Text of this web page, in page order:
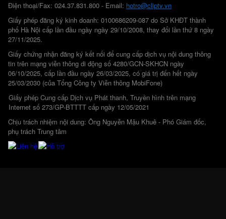
Điện thoại/Fax: 024.37.831.800 - Email: hotro@cliptv.vn
Giấy phép đăng ký kinh doanh: 0100686209-087 do Sở KHĐT thành
phố Hà Nội cấp lần đầu ngày ngày 29/10/2008, thay đổi lần thứ 8 ngày
27/11/2025.
Giấy chứng nhận đăng ký kết nối để cung cấp dịch vụ nội dung thông
tin trên mạng viễn thông di động số 4280/GCN-SKHCN ngày
06/10/2025, cấp lần đầu ngày 26/03/2025, có giá trị đến hết ngày
25/03/2030 (của Tổng Công ty Viễn thông MobiFone)
Giấy phép Cung cấp Dịch vụ Phát thanh, Truyền hình trên mạng
Internet số 273/GP-BTTTT cấp ngày 12/05/2021
Chịu trách nhiệm nội dung: Ông Nguyễn Mậu Khuê - Phó Giám đốc,
phụ trách Trung tâm